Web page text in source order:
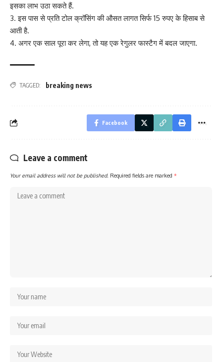
इसका लाभ उठा सकते हैं.
3. इस पास से प्रति टोल क्रॉसिंग की औसत लागत सिर्फ 15 रुपए के हिसाब से
आती है.
4. अगर एक साल पूरा कर लेगा, तो यह एक रेगुलर फास्टैग में बदल जाएगा.
TAGGED: breaking news
Facebook
Leave a comment
Your email address will not be published. Required fields are marked *